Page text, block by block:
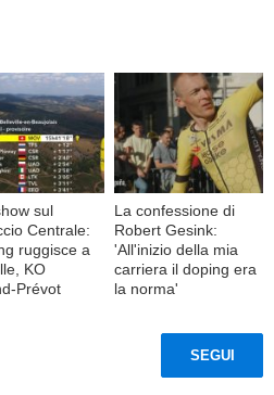
sul
Centrale:
ruggisce a
KO
Prévot
La confessione di
Robert Gesink:
'All'inizio della mia
carriera il doping era
la norma'
SEGUI